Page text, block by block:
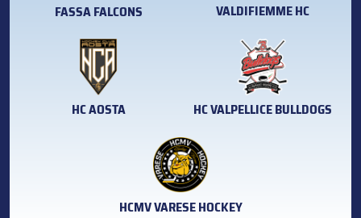
FASSA FALCONS VALDIFIEMME HC
HC AOSTA HC VALPELLICE BULLDOGS
HCMV VARESE HOCKEY